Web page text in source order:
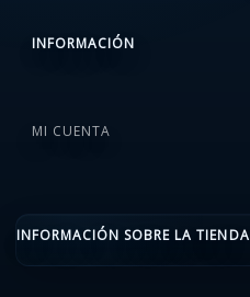
INFORMACIÓN
MI CUENTA
INFORMACIÓN SOBRE LA TIENDA